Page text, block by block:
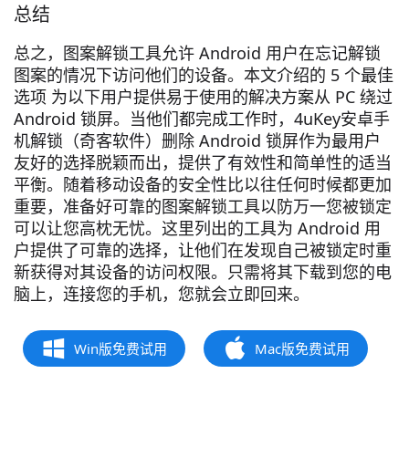
总结
总之，图案解锁工具允许 Android 用户在忘记解锁
图案的情况下访问他们的设备。本文介绍的 5 个最佳
选项 为以下用户提供易于使用的解决方案从 PC 绕过
Android 锁屏。当他们都完成工作时，4uKey安卓手
机解锁（奇客软件） 删除 Android 锁屏作为最用户
友好的选择脱颖而出，提供了有效性和简单性的适当
平衡。随着移动设备的安全性比以往任何时候都更加
重要，准备好可靠的图案解锁工具以防万一您被锁定
可以让您高枕无忧。这里列出的工具为 Android 用
户提供了可靠的选择，让他们在发现自己被锁定时重
新获得对其设备的访问权限。只需将其下载到您的电
脑上，连接您的手机，您就会立即回来。
Win版免费试用 Mac版免费试用